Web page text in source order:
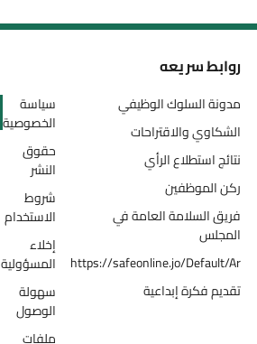
روابط سريعه
مدونة السلوك الوظيفي
الشكاوي والاقتراحات
نتائج استطلاع الرأي
ركن الموظفين
فريق السلامة العامة في
المجلس
https://safeonline.jo/Default/Ar
تقديم فكرة إبداعية
سياسة
الخصوصية
حقوق
النشر
شروط
الاستخدام
إخلاء
المسؤولية
سهولة
الوصول
ملفات